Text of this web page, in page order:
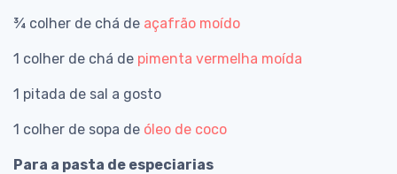
¾ colher de chá de açafrão moído
1 colher de chá de pimenta vermelha moída
1 pitada de sal a gosto
1 colher de sopa de óleo de coco
Para a pasta de especiarias